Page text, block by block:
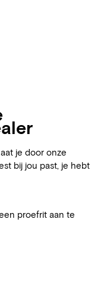
je door onze
bij jou past, je hebt
proefrit aan te